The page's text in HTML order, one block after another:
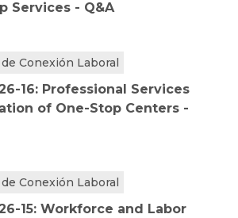
Services - Q&A
Conexión Laboral
16: Professional Services
of One-Stop Centers -
Conexión Laboral
15: Workforce and Labor